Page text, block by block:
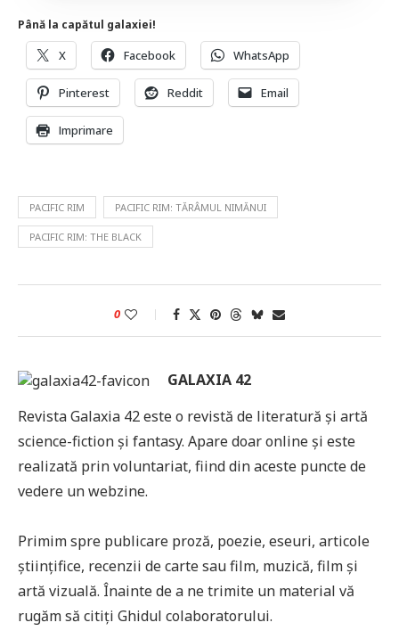
Până la capătul galaxiei!
X Facebook WhatsApp
Pinterest Reddit Email
Imprimare
PACIFIC RIM PACIFIC RIM: TĂRÂMUL NIMĂNUI
PACIFIC RIM: THE BLACK
0
GALAXIA 42
Revista Galaxia 42 este o revistă de literatură și artă
science-fiction și fantasy. Apare doar online și este
realizată prin voluntariat, fiind din aceste puncte de
vedere un webzine.
Primim spre publicare proză, poezie, eseuri, articole
științifice, recenzii de carte sau film, muzică, film și
artă vizuală. Înainte de a ne trimite un material vă
rugăm să citiți Ghidul colaboratorului.